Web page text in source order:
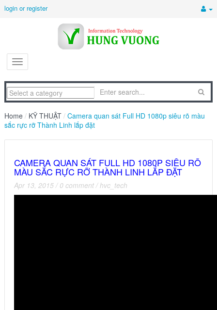
login or register
Home / KỸ THUẬT / Camera quan sát Full HD 1080p siêu rõ màu
sắc rực rỡ Thành Linh lắp đặt
CAMERA QUAN SÁT FULL HD 1080P SIÊU RÕ
MÀU SẮC RỰC RỠ THÀNH LINH LẮP ĐẶT
Apr 13, 2015 / 0 comment /hvc_tech